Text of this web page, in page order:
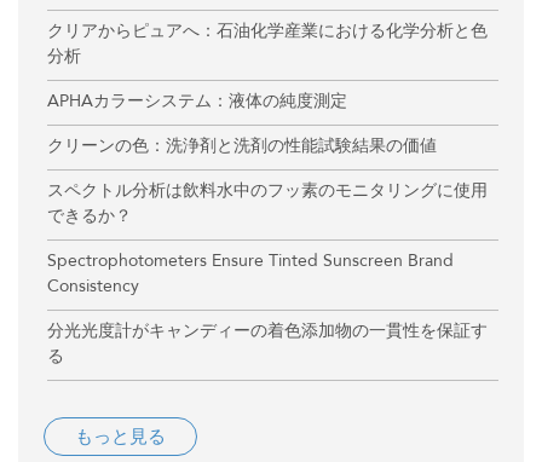
クリアからピュアへ：石油化学産業における化学分析と色
分析
APHAカラーシステム：液体の純度測定
クリーンの色：洗浄剤と洗剤の性能試験結果の価値
スペクトル分析は飲料水中のフッ素のモニタリングに使用
できるか？
Spectrophotometers Ensure Tinted Sunscreen Brand
Consistency
分光光度計がキャンディーの着色添加物の一貫性を保証す
る
もっと見る